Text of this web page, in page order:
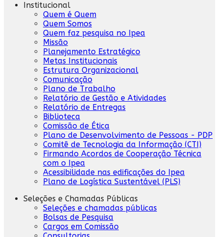
Institucional
Quem é Quem
Quem Somos
Quem faz pesquisa no Ipea
Missão
Planejamento Estratégico
Metas Institucionais
Estrutura Organizacional
Comunicação
Plano de Trabalho
Relatório de Gestão e Atividades
Relatório de Entregas
Biblioteca
Comissão de Ética
Plano de Desenvolvimento de Pessoas - PDP
Comitê de Tecnologia da Informação (CTI)
Firmando Acordos de Cooperação Técnica
com o Ipea
Acessibilidade nas edificações do Ipea
Plano de Logística Sustentável (PLS)
Seleções e Chamadas Públicas
Seleções e chamadas públicas
Bolsas de Pesquisa
Cargos em Comissão